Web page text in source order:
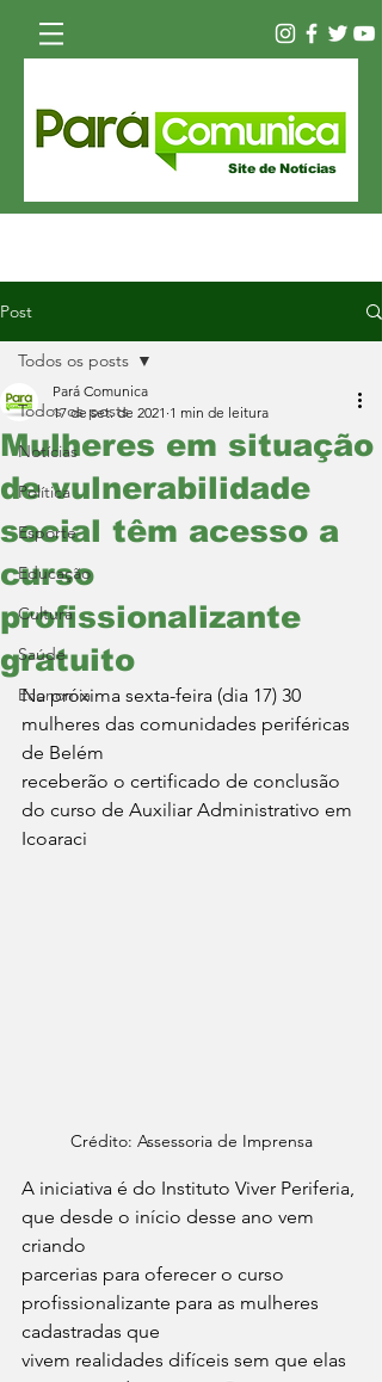
Site de Notícias
Post
Todos os posts
Notícias
Política
Esporte
Educação
Cultura
Saúde
Economia
Todos os posts
Mulheres em situação
de vulnerabilidade
social têm acesso a
curso
profissionalizante
gratuito
Pará Comunica
17 de set. de 2021 1 min de leitura
Na próxima sexta-feira (dia 17) 30
mulheres das comunidades periféricas
de Belém
receberão o certificado de conclusão
do curso de Auxiliar Administrativo em
Icoaraci
Crédito: Assessoria de Imprensa
A iniciativa é do Instituto Viver Periferia,
que desde o início desse ano vem
criando
parcerias para oferecer o curso
profissionalizante para as mulheres
cadastradas que
vivem realidades difíceis sem que elas